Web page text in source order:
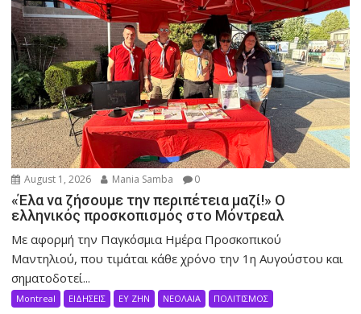
August 1, 2026 Mania Samba 0
«Έλα να ζήσουμε την περιπέτεια μαζί!» Ο
ελληνικός προσκοπισμός στο Μόντρεαλ
Με αφορμή την Παγκόσμια Ημέρα Προσκοπικού
Μαντηλιού, που τιμάται κάθε χρόνο την 1η Αυγούστου και
σηματοδοτεί...
Montreal ΕΙΔΗΣΕΙΣ ΕΥ ΖΗΝ ΝΕΟΛΑΙΑ ΠΟΛΙΤΙΣΜΟΣ